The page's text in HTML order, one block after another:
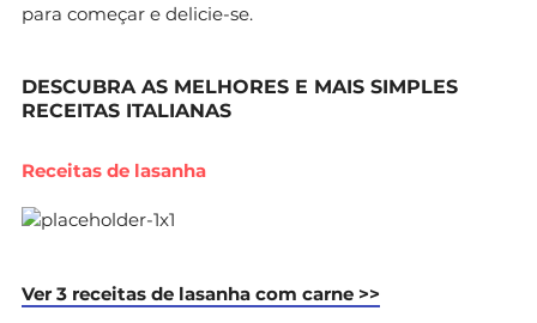
para começar e delicie-se.
DESCUBRA AS MELHORES E MAIS SIMPLES
RECEITAS ITALIANAS
Receitas de lasanha
Ver 3 receitas de lasanha com carne >>